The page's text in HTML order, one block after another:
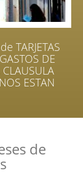
TARJETAS
DE
ESTAN
de